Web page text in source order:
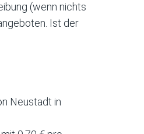
(wenn nichts
Ist der
Neustadt in